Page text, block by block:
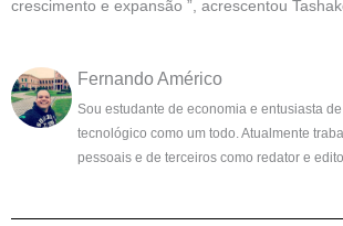
crescimento e expansão ”, acrescentou
Fernando Américo
Sou estudante de economia e entusiasta
tecnológico como um todo. Atualmente
pessoais e de terceiros como redator e